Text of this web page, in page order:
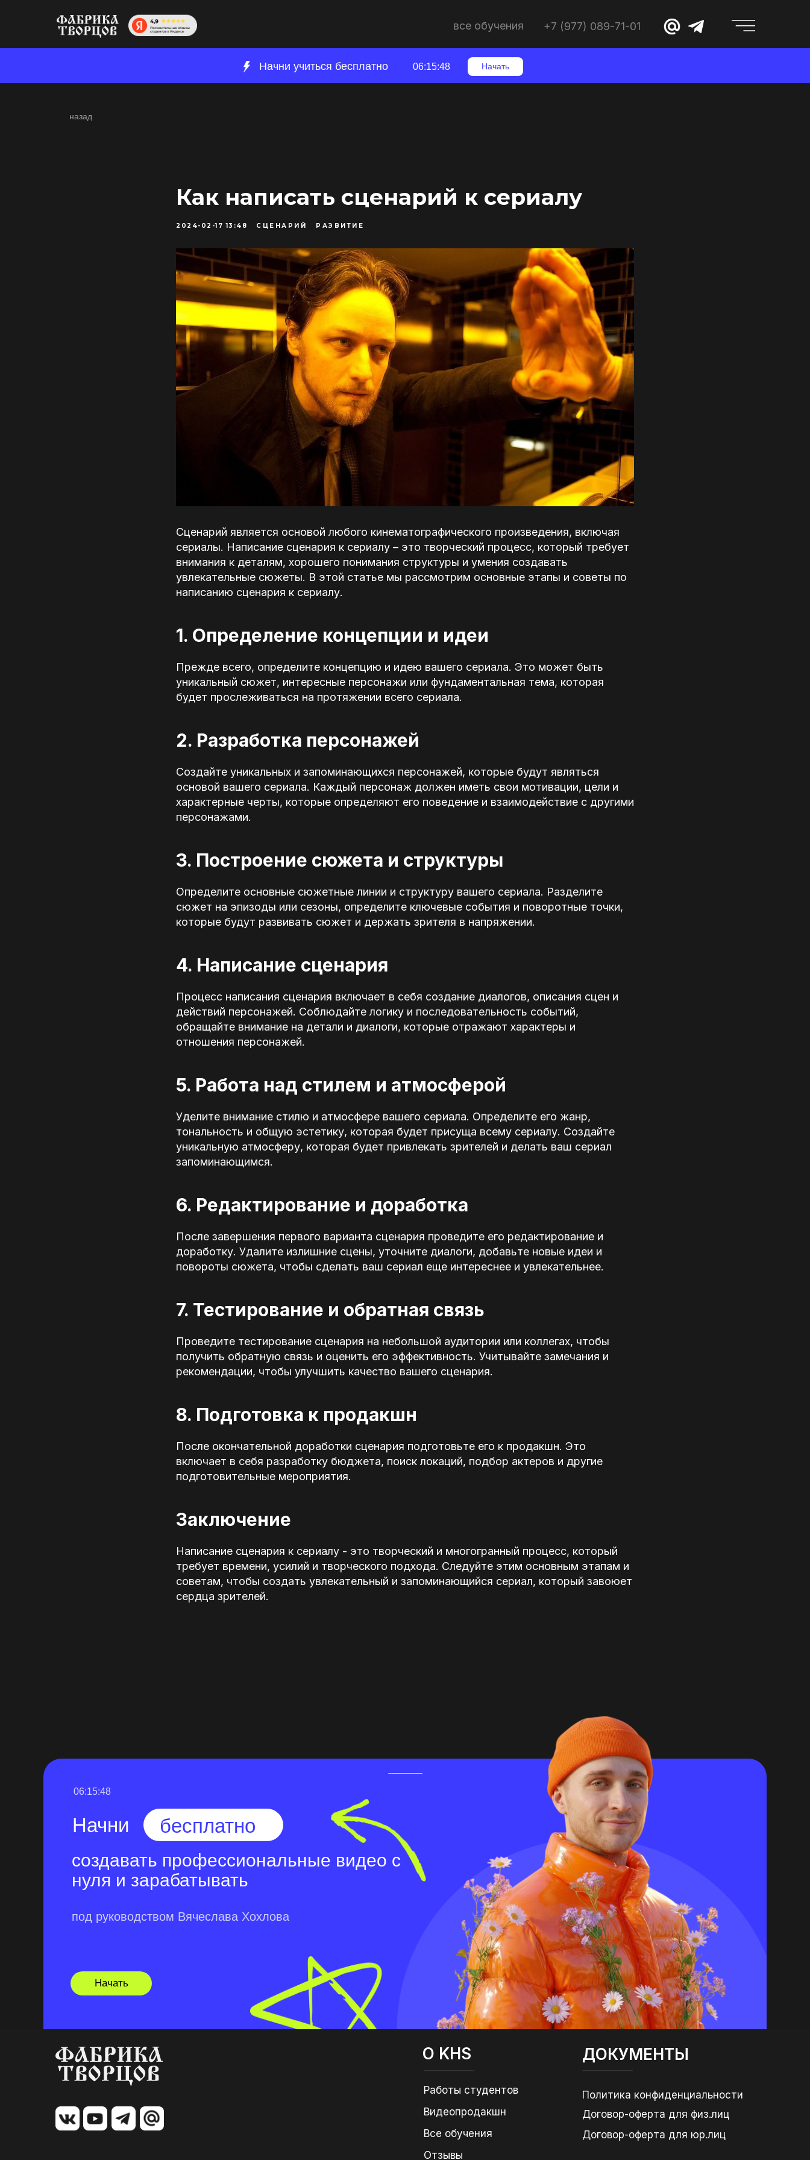
все обучения +7 (977) 089-71-01
06:15:47
Начни учиться бесплатно Начать
назад
Как написать сценарий к сериалу
2024-02-17 13:48 СЦЕНАРИЙ РАЗВИТИЕ
Сценарий является основой любого кинематографического произведения, включая
сериалы. Написание сценария к сериалу – это творческий процесс, который требует
внимания к деталям, хорошего понимания структуры и умения создавать
увлекательные сюжеты. В этой статье мы рассмотрим основные этапы и советы по
написанию сценария к сериалу.
1. Определение концепции и идеи
Прежде всего, определите концепцию и идею вашего сериала. Это может быть
уникальный сюжет, интересные персонажи или фундаментальная тема, которая
будет прослеживаться на протяжении всего сериала.
2. Разработка персонажей
Создайте уникальных и запоминающихся персонажей, которые будут являться
основой вашего сериала. Каждый персонаж должен иметь свои мотивации, цели и
характерные черты, которые определяют его поведение и взаимодействие с другими
персонажами.
3. Построение сюжета и структуры
Определите основные сюжетные линии и структуру вашего сериала. Разделите
сюжет на эпизоды или сезоны, определите ключевые события и поворотные точки,
которые будут развивать сюжет и держать зрителя в напряжении.
4. Написание сценария
Процесс написания сценария включает в себя создание диалогов, описания сцен и
действий персонажей. Соблюдайте логику и последовательность событий,
обращайте внимание на детали и диалоги, которые отражают характеры и
отношения персонажей.
5. Работа над стилем и атмосферой
Уделите внимание стилю и атмосфере вашего сериала. Определите его жанр,
тональность и общую эстетику, которая будет присуща всему сериалу. Создайте
уникальную атмосферу, которая будет привлекать зрителей и делать ваш сериал
запоминающимся.
6. Редактирование и доработка
После завершения первого варианта сценария проведите его редактирование и
доработку. Удалите излишние сцены, уточните диалоги, добавьте новые идеи и
повороты сюжета, чтобы сделать ваш сериал еще интереснее и увлекательнее.
7. Тестирование и обратная связь
Проведите тестирование сценария на небольшой аудитории или коллегах, чтобы
получить обратную связь и оценить его эффективность. Учитывайте замечания и
рекомендации, чтобы улучшить качество вашего сценария.
8. Подготовка к продакшн
После окончательной доработки сценария подготовьте его к продакшн. Это
включает в себя разработку бюджета, поиск локаций, подбор актеров и другие
подготовительные мероприятия.
Заключение
Написание сценария к сериалу - это творческий и многогранный процесс, который
требует времени, усилий и творческого подхода. Следуйте этим основным этапам и
советам, чтобы создать увлекательный и запоминающийся сериал, который завоюет
сердца зрителей.
под руководством Вячеслава Хохлова
создавать профессиональные видео с
нуля и зарабатывать
Начни бесплатно
06:15:47
Начать
Договор-оферта для юр.лиц
Договор-оферта для физ.лиц
Политика конфиденциальности
ДОКУМЕНТЫ
Отзывы
Все обучения
Работы студентов
Видеопродакшн
О KHS